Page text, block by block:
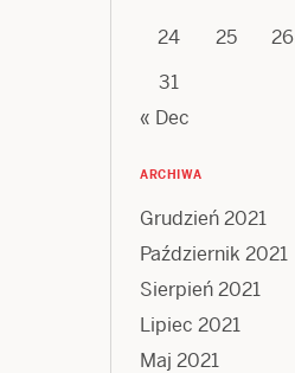
24
25 26
31
« Dec
ARCHIWA
Grudzień 2021
Październik 2021
Sierpień 2021
Lipiec 2021
Maj 2021